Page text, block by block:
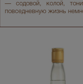
— содовой, колой,
повседневную жизнь